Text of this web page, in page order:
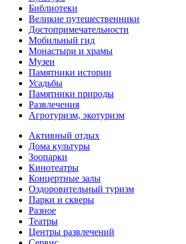
Библиотеки
Великие путешественники
Достопримечательности
Мобильный гид
Монастыри и храмы
Музеи
Памятники истории
Усадьбы
Памятники природы
Развлечения
Агротуризм, экотуризм
Активный отдых
Дома культуры
Зоопарки
Кинотеатры
Концертные залы
Оздоровительный туризм
Парки и скверы
Разное
Театры
Центры развлечений